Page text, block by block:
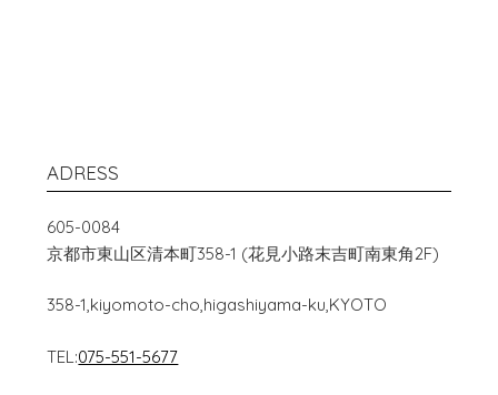
ADRESS
605-0084
京都市東山区清本町358-1 (花見小路末吉町南東角2F)
358-1,kiyomoto-cho,higashiyama-ku,KYOTO
TEL:075-551-5677